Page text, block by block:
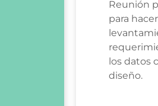
Reunión
para
los datos
diseño.